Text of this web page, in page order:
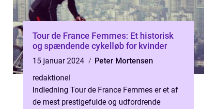
Tour de France Femmes: Et historisk
og spændende cykelløb for kvinder
15 januar 2024
Peter Mortensen
redaktionel
Indledning Tour de France Femmes er et af
de mest prestigefulde og udfordrende